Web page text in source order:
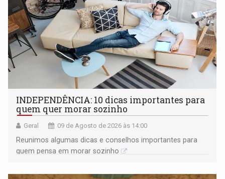
INDEPENDÊNCIA: 10 dicas importantes para
quem quer morar sozinho
Geral 09 de Agosto de 2026 às 14:00
Reunimos algumas dicas e conselhos importantes para
quem pensa em morar sozinho